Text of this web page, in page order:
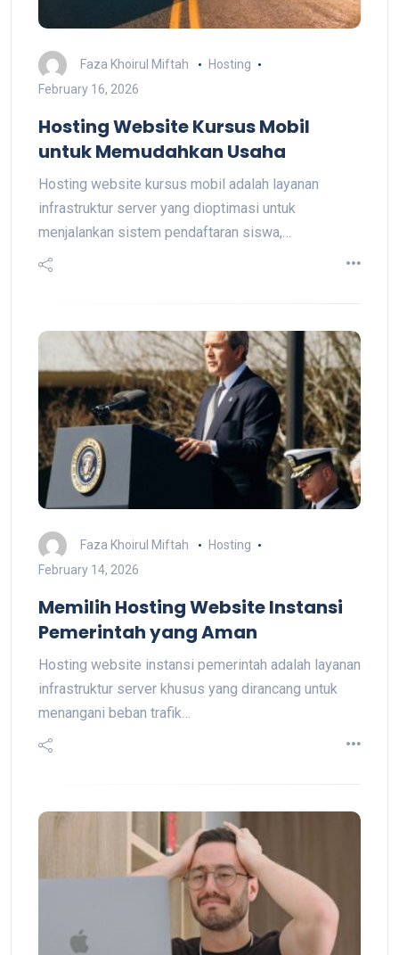
Faza Khoirul Miftah
Hosting
February 16, 2026
Hosting Website Kursus Mobil
untuk Memudahkan Usaha
Hosting website kursus mobil adalah layanan
infrastruktur server yang dioptimasi untuk
menjalankan sistem pendaftaran siswa,…
Faza Khoirul Miftah
Hosting
February 14, 2026
Memilih Hosting Website Instansi
Pemerintah yang Aman
Hosting website instansi pemerintah adalah layanan
infrastruktur server khusus yang dirancang untuk
menangani beban trafik…